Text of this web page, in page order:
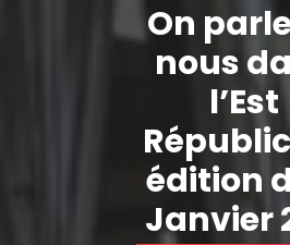
On
nous
l’Est
édition
Janvier